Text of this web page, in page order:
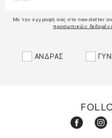
Με την εγγραφή σας στο newsletter
προσωπικών
ΑΝΔΡΑΣ